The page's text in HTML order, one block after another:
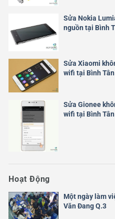
Sửa Nokia
nguồn tại Bình
Sửa Xiaomi
wifi tại Bình Tân
Sửa Gionee
wifi tại Bình Tân
Hoạt Động
Một ngày làm
Văn Đang Q.3